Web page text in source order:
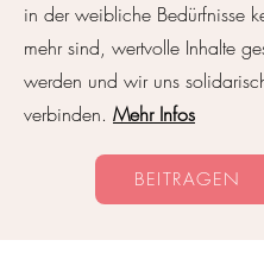
in der weibliche Bedürfnisse
mehr sind, wertvolle Inhalte
werden und wir uns
verbinden. Mehr Infos
BEITRAGEN